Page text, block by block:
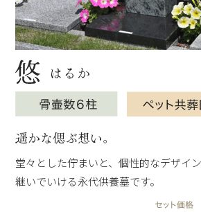
遥かな偲ぶ想い。
堂々とした佇まいと、個性的なデザイ
継いでいける永代供養墓です。